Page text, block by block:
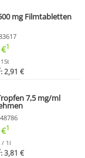
mg Filmtabletten
1
: 2,91 €
7,5 mg/ml
1
/ 1l
: 3,81 €